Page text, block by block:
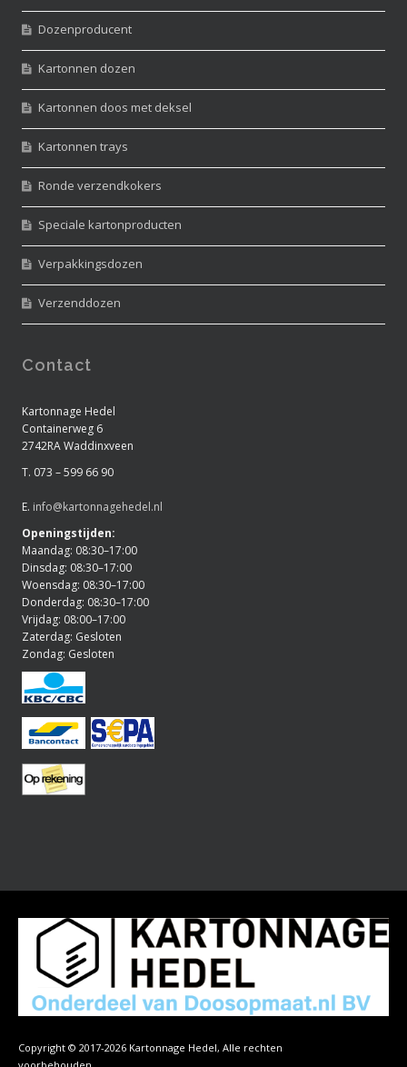
Dozenproducent
Kartonnen dozen
Kartonnen doos met deksel
Kartonnen trays
Ronde verzendkokers
Speciale kartonproducten
Verpakkingsdozen
Verzenddozen
Contact
Kartonnage Hedel
Containerweg 6
2742RA Waddinxveen
T. 073 – 599 66 90
E. info@kartonnagehedel.nl
Openingstijden:
Maandag: 08:30–17:00
Dinsdag: 08:30–17:00
Woensdag: 08:30–17:00
Donderdag: 08:30–17:00
Vrijdag: 08:00–17:00
Zaterdag: Gesloten
Zondag: Gesloten
Copyright © 2017-2026 Kartonnage Hedel, Alle rechten